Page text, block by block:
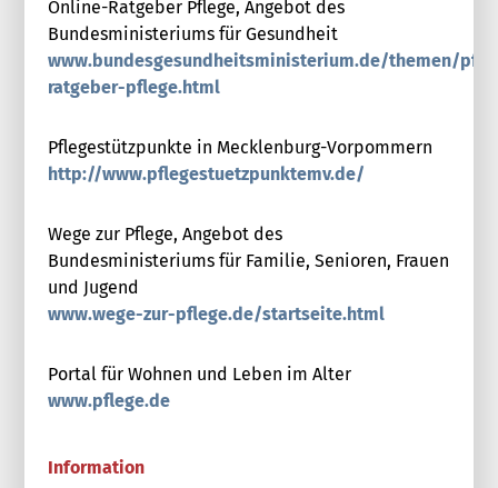
Online-Ratgeber Pflege, Angebot des
Bundesministeriums für Gesundheit
www.bundesgesundheitsministerium.de/themen/
ratgeber-pflege.html
Pflegestützpunkte in Mecklenburg-Vorpommern
http://www.pflegestuetzpunktemv.de/
Wege zur Pflege, Angebot des
Bundesministeriums für Familie, Senioren, Frauen
und Jugend
www.wege-zur-pflege.de/startseite.html
Portal für Wohnen und Leben im Alter
www.pflege.de
Information